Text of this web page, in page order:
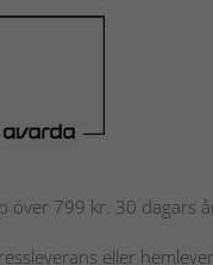
över 799 kr. 30 dagars
eller